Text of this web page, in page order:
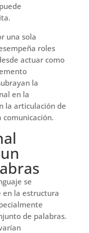
una sola
roles
actuar como
la
en la
la articulación de
comunicación.
se
la estructura
de palabras.